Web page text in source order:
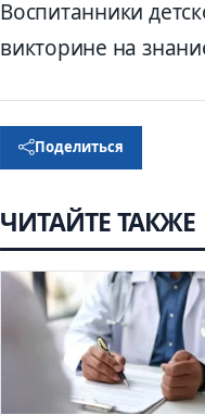
Воспитанники
викторине на
Поделиться
ЧИТАЙТЕ ТАКЖЕ